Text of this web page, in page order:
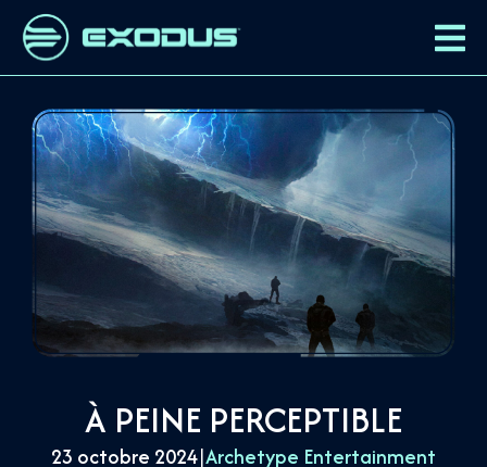
À PEINE PERCEPTIBLE
23 octobre 2024|Archetype Entertainment